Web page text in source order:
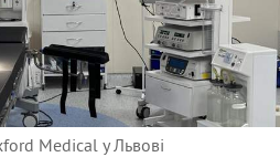
Medical у Львові